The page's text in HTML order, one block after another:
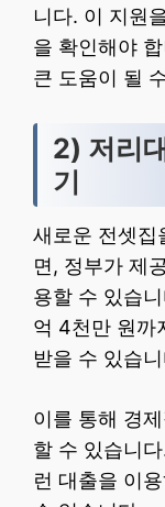
니다. 이 지원
을 확인해야
큰 도움이 될
2) 저리
기
새로운 전셋집
면, 정부가 제
용할 수 있습
억 4천만 원까
받을 수 있습
이를 통해 경
할 수 있습니
런 대출을 이